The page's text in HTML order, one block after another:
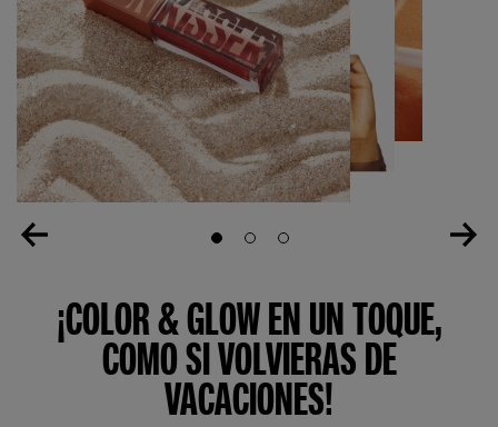
Slide 1Slide 2Slide 3
¡COLOR & GLOW EN UN TOQUE,
COMO SI VOLVIERAS DE
VACACIONES!